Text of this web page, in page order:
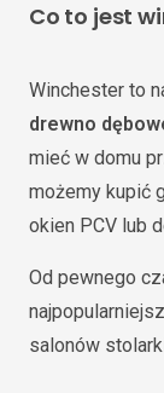
Co to jest
Winchester to
drewno
mieć w domu
możemy kupić
okien PCV lub
Od pewnego
salonów